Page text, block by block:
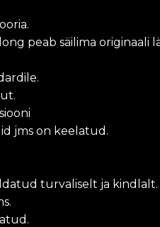
peab säilima originaali
jms on keelatud.
turvaliselt ja kindlalt.